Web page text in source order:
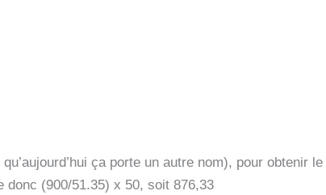
ça porte un autre nom), pour obtenir
donc (900/51.35) x 50, soit 876,33